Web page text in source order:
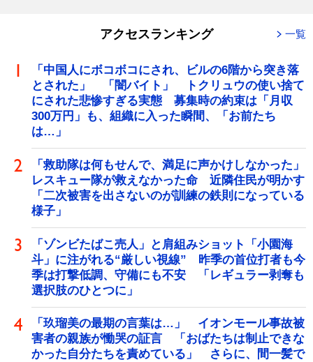
アクセスランキング 一覧
「中国人にボコボコにされ、ビルの6階から突き落
とされた」 「闇バイト」 トクリュウの使い捨て
にされた悲惨すぎる実態 募集時の約束は「月収
300万円」も、組織に入った瞬間、「お前たち
は…」
「救助隊は何もせんで、満足に声かけしなかった」
レスキュー隊が救えなかった命 近隣住民が明かす
「二次被害を出さないのが訓練の鉄則になっている
様子」
「ゾンビたばこ売人」と肩組みショット「小園海
斗」に注がれる“厳しい視線” 昨季の首位打者も今
季は打撃低調、守備にも不安 「レギュラー剥奪も
選択肢のひとつに」
「玖瑠美の最期の言葉は…」 イオンモール事故被
害者の親族が慟哭の証言 「おばたちは制止できな
かった自分たちを責めている」 さらに、間一髪で